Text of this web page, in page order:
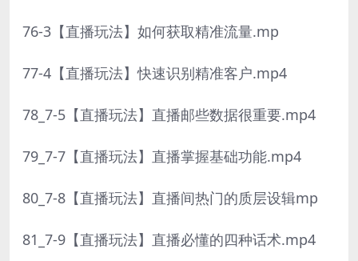
76-3【直播玩法】如何获取精准流量.mp
77-4【直播玩法】快速识别精准客户.mp4
78_7-5【直播玩法】直播邮些数据很重要.mp4
79_7-7【直播玩法】直播掌握基础功能.mp4
80_7-8【直播玩法】直播间热门的质层设辑mp
81_7-9【直播玩法】直播必懂的四种话术.mp4